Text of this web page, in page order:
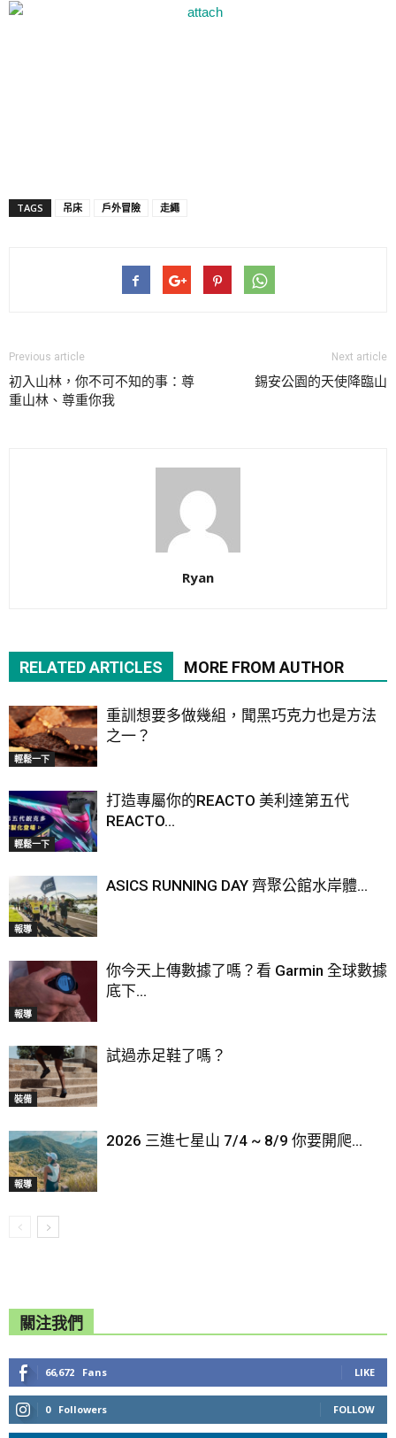
TAGS 吊床 戶外冒險 走繩
Previous article
初入山林，你不可不知的事：尊
重山林、尊重你我
Next article
錫安公園的天使降臨山
Ryan
RELATED ARTICLES MORE FROM AUTHOR
輕鬆一下
重訓想要多做幾組，聞黑巧克力也是方法
之一？
輕鬆一下
打造專屬你的REACTO 美利達第五代
REACTO...
報導
ASICS RUNNING DAY 齊聚公館水岸體...
報導
你今天上傳數據了嗎？看 Garmin 全球數據
底下...
裝備
試過赤足鞋了嗎？
報導
2026 三進七星山 7/4 ~ 8/9 你要開爬...
關注我們
66,672 Fans LIKE
0 Followers FOLLOW